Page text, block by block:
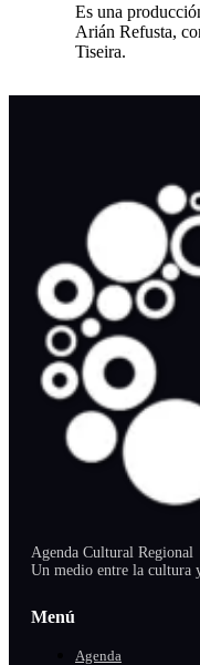
Es una
Arián Refusta,
Tiseira.
Agenda Cultural Regional
Un medio entre la cultura
Menú
Agenda